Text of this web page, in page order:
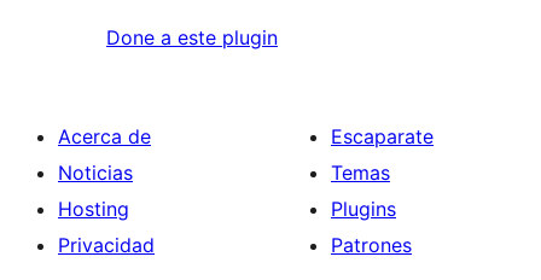
Done a este plugin
Acerca de
Noticias
Hosting
Privacidad
Escaparate
Temas
Plugins
Patrones